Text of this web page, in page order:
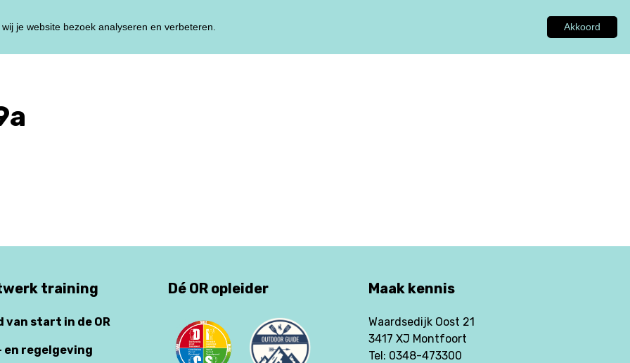
training
van start in de OR
en regelgeving
Dé OR opleider Maak kennis
Waardsedijk Oost 21
3417 XJ Montfoort
Tel: 0348-473300
Akkoord
je website bezoek analyseren en verbeteren.